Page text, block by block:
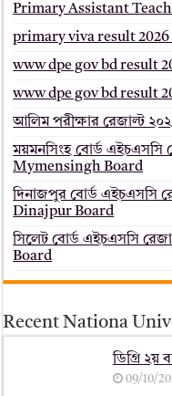
Primary Assistant
primary viva result
www dpe gov bd result
www dpe gov bd result
আলিম পরীক্ষার রেজাল্ট
ময়মনসিংহ বোর্ড এইচএসসি
Mymensingh Board
দিনাজপুর বোর্ড এইচএসসি
Dinajpur Board
সিলেট বোর্ড এইচএসসি
Board
Recent Nationa
ডিগ্রি ২য়
09/10/